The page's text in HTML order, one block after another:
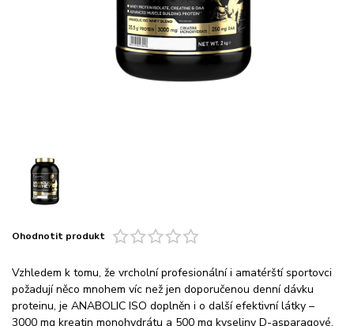
Ohodnotit produkt
Vzhledem k tomu, že vrcholní profesionální i amatérští sportovci
požadují něco mnohem víc než jen doporučenou denní dávku
proteinu, je ANABOLIC ISO doplněn i o další efektivní látky –
3000 mg kreatin monohydrátu a 500 mg kyseliny D-asparagové.